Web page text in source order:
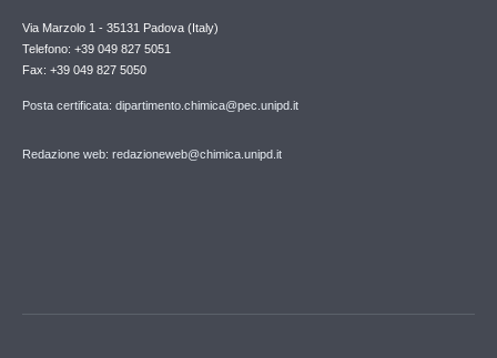
Via Marzolo 1 - 35131 Padova (Italy)
Telefono: +39 049 827 5051
Fax: +39 049 827 5050
Posta certificata: dipartimento.chimica@pec.unipd.it
Redazione web: redazioneweb@chimica.unipd.it